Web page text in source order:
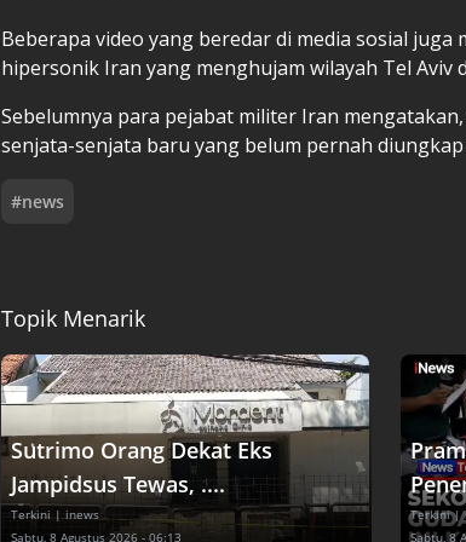
Beberapa video yang beredar di media sosial
hipersonik Iran yang menghujam wilayah Tel Aviv
Sebelumnya para pejabat militer Iran
senjata-senjata baru yang belum pernah
#news
Topik Menarik
Sutrimo Orang Dekat Eks
Jampidsus Tewas, ....
Terkini | inews
Sabtu, 8 Agustus 2026 - 06:13
Terkini |
Sabtu, 8